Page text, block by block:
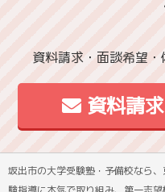
資料請求・面談希望・
資料請
坂出市の大学受験塾・予備校なら